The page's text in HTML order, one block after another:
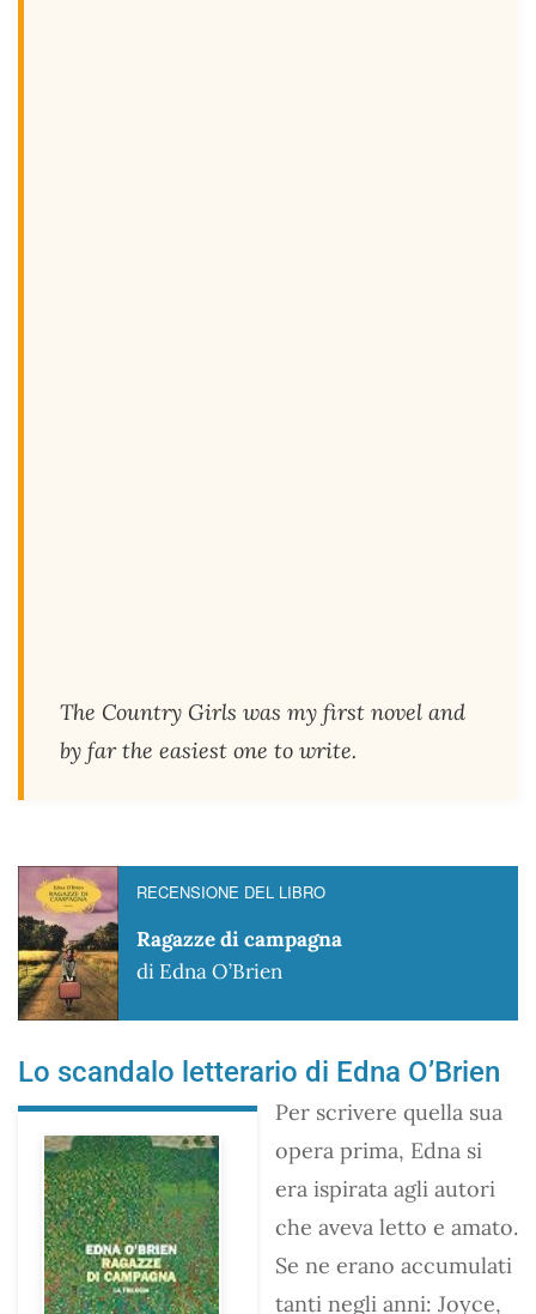
The Country Girls was my first novel and
by far the easiest one to write.
RECENSIONE DEL LIBRO
Ragazze di campagna
di Edna O’Brien
Lo scandalo letterario di Edna O’Brien
Per scrivere quella sua
opera prima, Edna si
era ispirata agli autori
che aveva letto e amato.
Se ne erano accumulati
tanti negli anni: Joyce,